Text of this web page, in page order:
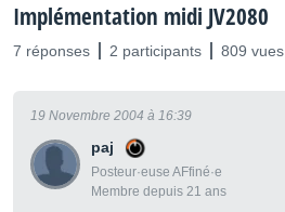
Implémentation midi JV2080
7 réponses 2 participants 809 vues
paj
Posteur·euse AFfiné·e
Membre depuis 21 ans
19 Novembre 2004 à 16:39